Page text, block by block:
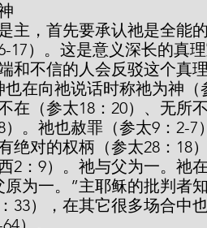
神
17）。这是意义深长的真
和不信的人会反驳这个真
也在向祂说话时称祂为神
（参太18：20）、无所
）。祂也赦罪（参太9：2-7
绝对的权柄（参太28：18
2：9）。祂与父为一。祂
原为一。”主耶稣的批判者
33），在其它很多场合中